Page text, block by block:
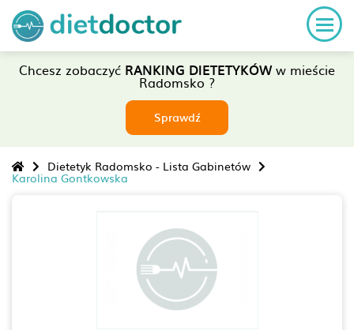
Chcesz zobaczyć RANKING DIETETYKÓWw mieście
Radomsko ?
Sprawdź
Dietetyk Radomsko - Lista Gabinetów
Karolina Gontkowska